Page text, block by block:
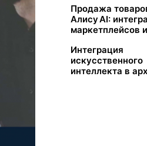
Продажа
Алису AI:
маркетплейсов и
DST Platform
Интеграция
искусственного
интеллекта в